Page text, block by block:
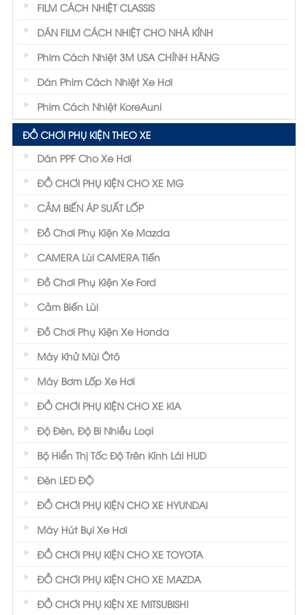
FILM CÁCH NHIỆT CLASSIS
DÁN FILM CÁCH NHIỆT CHO NHÀ KÍNH
Phim Cách Nhiệt 3M USA CHÍNH HÃNG
Dán Phim Cách Nhiệt Xe Hơi
Phim Cách Nhiệt KoreAuni
ĐỒ CHƠI PHỤ KIỆN THEO XE
Dán PPF Cho Xe Hơi
ĐỒ CHƠI PHỤ KIỆN CHO XE MG
CẢM BIẾN ÁP SUẤT LỐP
Đồ Chơi Phụ Kiện Xe Mazda
CAMERA Lùi CAMERA Tiến
Đồ Chơi Phụ Kiện Xe Ford
Cảm Biến Lùi
Đồ Chơi Phụ Kiện Xe Honda
Máy Khử Mùi Ôtô
Máy Bơm Lốp Xe Hơi
ĐỒ CHƠI PHỤ KIỆN CHO XE KIA
Độ Đèn, Độ Bi Nhiều Loại
Bộ Hiển Thị Tốc Độ Trên Kính Lái HUD
Đèn LED ĐỘ
ĐỒ CHƠI PHỤ KIỆN CHO XE HYUNDAI
Máy Hút Bụi Xe Hơi
ĐỒ CHƠI PHỤ KIỆN CHO XE TOYOTA
ĐỒ CHƠI PHỤ KIỆN CHO XE MAZDA
ĐỒ CHƠI PHỤ KIỆN XE MITSUBISHI